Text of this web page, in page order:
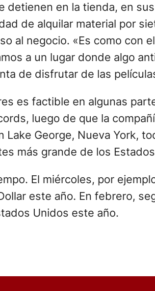
detienen en la tienda, en
de alquilar material por
al negocio. «Es como con
a un lugar donde algo
de disfrutar de las
es factible en algunas
luego de que la
George, Nueva York,
más grande de los
El miércoles, por
este año. En febrero,
Unidos este año.